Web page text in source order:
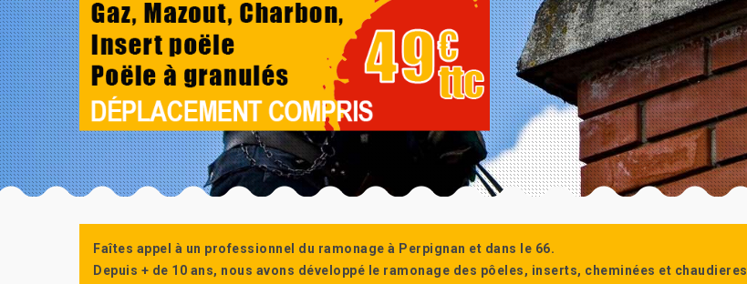
Faîtes appel à un professionnel du ramonage à Perpignan et dans le 66.
Depuis + de 10 ans, nous avons développé le ramonage des pôeles, inserts, cheminées et chaudieres